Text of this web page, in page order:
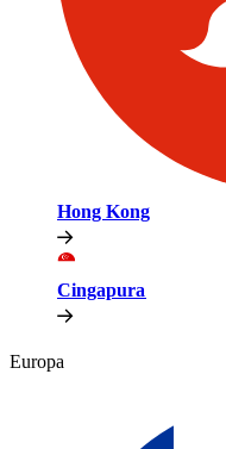
Hong Kong​​
Cingapura​​
Europa​​